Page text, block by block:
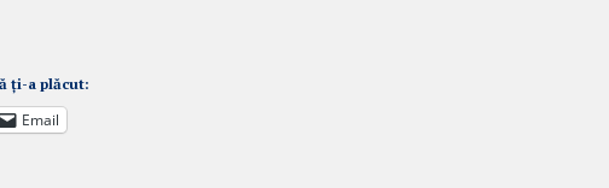
ți-a plăcut:
Email